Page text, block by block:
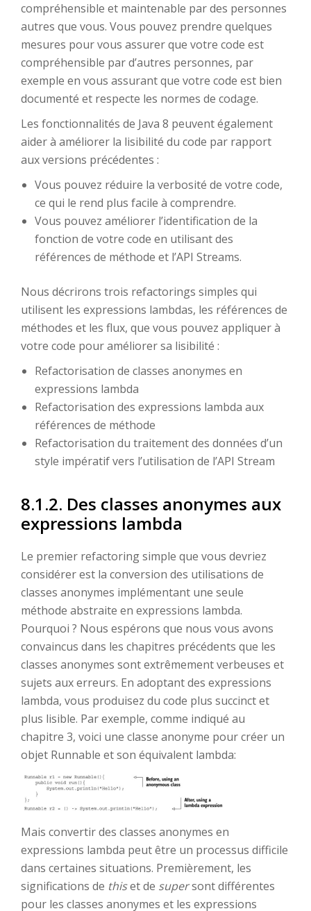
compréhensible et maintenable par des personnes
autres que vous. Vous pouvez prendre quelques
mesures pour vous assurer que votre code est
compréhensible par d’autres personnes, par
exemple en vous assurant que votre code est bien
documenté et respecte les normes de codage.
Les fonctionnalités de Java 8 peuvent également
aider à améliorer la lisibilité du code par rapport
aux versions précédentes :
Vous pouvez réduire la verbosité de votre code,
ce qui le rend plus facile à comprendre.
Vous pouvez améliorer l’identification de la
fonction de votre code en utilisant des
références de méthode et l’API Streams.
Nous décrirons trois refactorings simples qui
utilisent les expressions lambdas, les références de
méthodes et les flux, que vous pouvez appliquer à
votre code pour améliorer sa lisibilité :
Refactorisation de classes anonymes en
expressions lambda
Refactorisation des expressions lambda aux
références de méthode
Refactorisation du traitement des données d’un
style impératif vers l’utilisation de l’API Stream
8.1.2. Des classes anonymes aux
expressions lambda
Le premier refactoring simple que vous devriez
considérer est la conversion des utilisations de
classes anonymes implémentant une seule
méthode abstraite en expressions lambda.
Pourquoi ? Nous espérons que nous vous avons
convaincus dans les chapitres précédents que les
classes anonymes sont extrêmement verbeuses et
sujets aux erreurs. En adoptant des expressions
lambda, vous produisez du code plus succinct et
plus lisible. Par exemple, comme indiqué au
chapitre 3, voici une classe anonyme pour créer un
objet Runnable et son équivalent lambda:
Mais convertir des classes anonymes en
expressions lambda peut être un processus difficile
dans certaines situations. Premièrement, les
significations de thiset de supersont différentes
pour les classes anonymes et les expressions